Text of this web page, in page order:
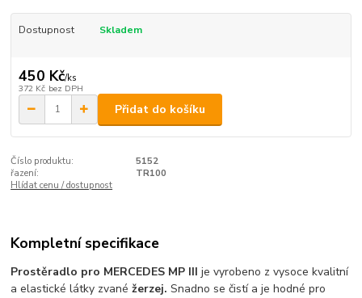
Dostupnost Skladem
450 Kč/ks
372 Kč bez DPH
Přidat do košíku
Číslo produktu:
5152
řazení:
TR100
Hlídat cenu / dostupnost
Kompletní specifikace
Prostěradlo pro MERCEDES MP III je vyrobeno z vysoce kvalitní
a elastické látky zvanéžerzej.Snadno se čistí a je hodné pro